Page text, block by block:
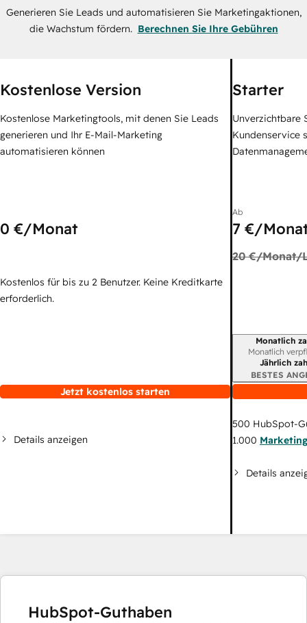
Generieren Sie Leads und automatisieren Sie Marketingaktionen,
die Wachstum fördern. Berechnen Sie Ihre Gebühren
Kostenlose Version
Kostenlose Marketingtools, mit denen Sie Leads
generieren und Ihr E-Mail-Marketing
automatisieren können
0 €/Monat
Kostenlos für bis zu 2 Benutzer. Keine Kreditkarte
erforderlich.
Jetzt kostenlos starten
Details anzeigen
Starter
Unverzichtbare
Kundenservice
Ab
7 €/
20 €/Monat/
Monatlich
Monatlich
Jährlich
BESTES
500 HubSpot-
1.000
Details
HubSpot-Guthaben